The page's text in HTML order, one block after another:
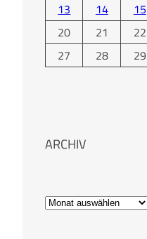
13
14 15
20
21 22
27
28 29
ARCHIV
A